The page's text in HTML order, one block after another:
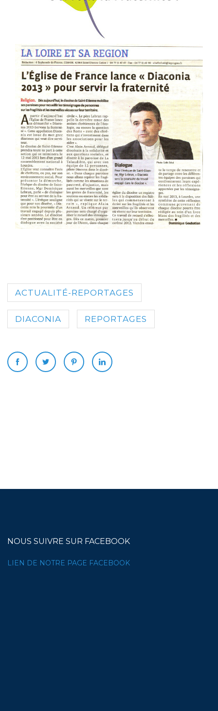
ACTUALITÉ-REPORTAGES
DIACONIA REPORTAGES
NOUS SUIVRE SUR FACEBOOK
LIEN DE NOTRE PAGE FACEBOOK